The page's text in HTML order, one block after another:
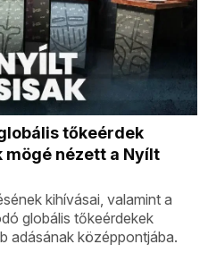
tőkeérdek
mögé nézett a Nyílt
kihívásai, valamint a
globális tőkeérdekek
adásának középpontjába.